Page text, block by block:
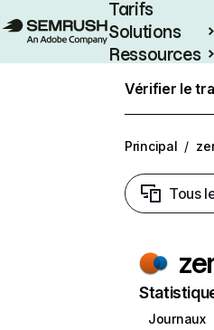
Tarifs
Solutions
Ressources
Vérifier le
Principal /
Tous
Journaux